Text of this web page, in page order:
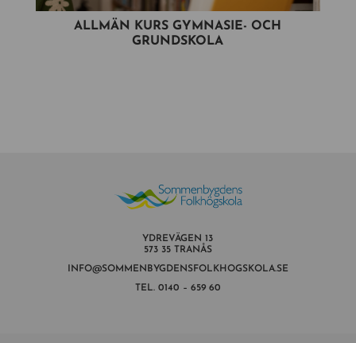
ALLMÄN KURS GYMNASIE- OCH
GRUNDSKOLA
YDREVÄGEN 13
573 35 TRANÅS
INFO@SOMMENBYGDENSFOLKHOGSKOLA.SE
TEL. 0140 – 659 60